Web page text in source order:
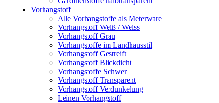
Vorhangstoff
Alle Vorhangstoffe als Meterware
Vorhangstoff Weiß / Weiss
Vorhangstoff Grau
Vorhangstoffe im Landhausstil
Vorhangstoff Gestreift
Vorhangstoff Blickdicht
Vorhangstoffe Schwer
Vorhangstoff Transparent
Vorhangstoff Verdunkelung
Leinen Vorhangstoff